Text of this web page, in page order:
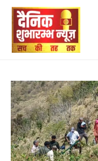
Skip
content